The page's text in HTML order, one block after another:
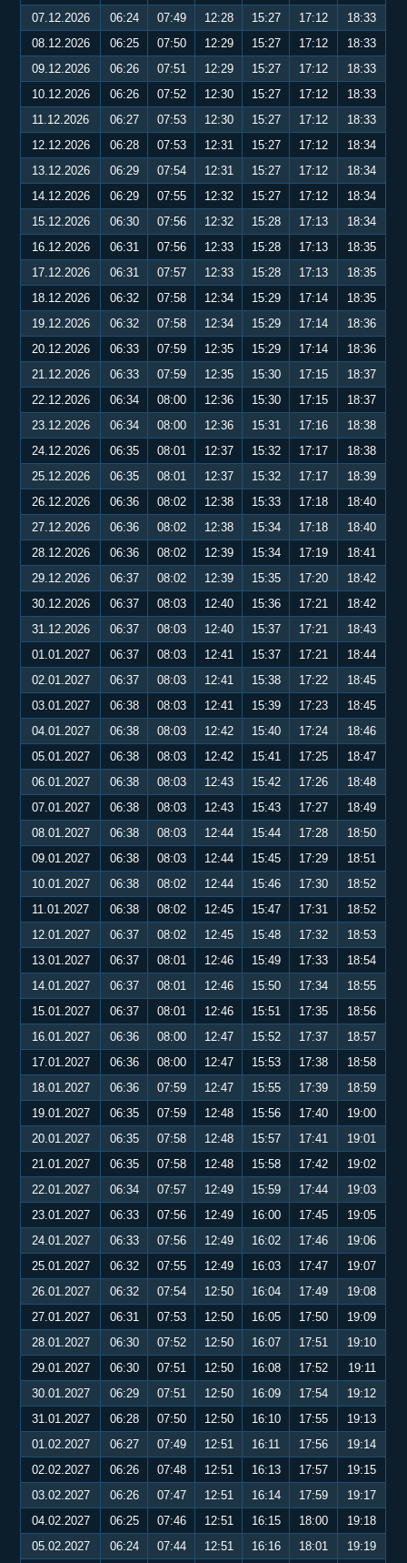
07.12.2026 06:24 07:49 12:28 15:27 17:12
18:33
08.12.2026
06:25 07:50 12:29 15:27 17:12
18:33
09.12.2026
06:26 07:51 12:29 15:27 17:12
18:33
10.12.2026
06:26 07:52 12:30 15:27 17:12
18:33
11.12.2026
06:27 07:53 12:30 15:27 17:12
18:33
12.12.2026
06:28 07:53 12:31 15:27 17:12
18:34
13.12.2026
06:29 07:54 12:31 15:27 17:12
18:34
14.12.2026
06:29 07:55 12:32 15:27 17:12
18:34
15.12.2026
06:30 07:56 12:32 15:28 17:13
18:34
16.12.2026
06:31 07:56 12:33 15:28 17:13
18:35
17.12.2026
06:31 07:57 12:33 15:28 17:13
18:35
18.12.2026
06:32 07:58 12:34 15:29 17:14
18:35
19.12.2026
06:32 07:58 12:34 15:29 17:14
18:36
20.12.2026
06:33 07:59 12:35 15:29 17:14
18:36
21.12.2026
06:33 07:59 12:35 15:30 17:15
18:37
22.12.2026
06:34 08:00 12:36 15:30 17:15
18:37
23.12.2026
06:34 08:00 12:36 15:31 17:16
18:38
24.12.2026
06:35 08:01 12:37 15:32 17:17
18:38
25.12.2026
06:35 08:01 12:37 15:32 17:17
18:39
26.12.2026
06:36 08:02 12:38 15:33 17:18
18:40
27.12.2026
06:36 08:02 12:38 15:34 17:18
18:40
28.12.2026
06:36 08:02 12:39 15:34 17:19
18:41
29.12.2026
06:37 08:02 12:39 15:35 17:20
18:42
30.12.2026
06:37 08:03 12:40 15:36 17:21
18:42
31.12.2026
06:37 08:03 12:40 15:37 17:21
18:43
01.01.2027
06:37 08:03 12:41 15:37 17:21
18:44
02.01.2027
06:37 08:03 12:41 15:38 17:22
18:45
03.01.2027
06:38 08:03 12:41 15:39 17:23
18:45
04.01.2027
06:38 08:03 12:42 15:40 17:24
18:46
05.01.2027
06:38 08:03 12:42 15:41 17:25
18:47
06.01.2027
06:38 08:03 12:43 15:42 17:26
18:48
07.01.2027
06:38 08:03 12:43 15:43 17:27
18:49
08.01.2027
06:38 08:03 12:44 15:44 17:28
18:50
09.01.2027
06:38 08:03 12:44 15:45 17:29
18:51
10.01.2027
06:38 08:02 12:44 15:46 17:30
18:52
11.01.2027
06:38 08:02 12:45 15:47 17:31
18:52
12.01.2027
06:37 08:02 12:45 15:48 17:32
18:53
13.01.2027
06:37 08:01 12:46 15:49 17:33
18:54
14.01.2027
06:37 08:01 12:46 15:50 17:34
18:55
15.01.2027
06:37 08:01 12:46 15:51 17:35
18:56
16.01.2027
06:36 08:00 12:47 15:52 17:37
18:57
17.01.2027
06:36 08:00 12:47 15:53 17:38
18:58
18.01.2027
06:36 07:59 12:47 15:55 17:39
18:59
19.01.2027
06:35 07:59 12:48 15:56 17:40
19:00
20.01.2027
06:35 07:58 12:48 15:57 17:41
19:01
21.01.2027
06:35 07:58 12:48 15:58 17:42
19:02
22.01.2027
06:34 07:57 12:49 15:59 17:44
19:03
23.01.2027
06:33 07:56 12:49 16:00 17:45
19:05
24.01.2027
06:33 07:56 12:49 16:02 17:46
19:06
25.01.2027
06:32 07:55 12:49 16:03 17:47
19:07
26.01.2027
06:32 07:54 12:50 16:04 17:49
19:08
27.01.2027
06:31 07:53 12:50 16:05 17:50
19:09
28.01.2027
06:30 07:52 12:50 16:07 17:51
19:10
29.01.2027
06:30 07:51 12:50 16:08 17:52
19:11
30.01.2027
06:29 07:51 12:50 16:09 17:54
19:12
31.01.2027
06:28 07:50 12:50 16:10 17:55
19:13
01.02.2027
06:27 07:49 12:51 16:11 17:56
19:14
02.02.2027
06:26 07:48 12:51 16:13 17:57
19:15
03.02.2027
06:26 07:47 12:51 16:14 17:59
19:17
04.02.2027
06:25 07:46 12:51 16:15 18:00
19:18
05.02.2027
06:24 07:44 12:51 16:16 18:01
19:19